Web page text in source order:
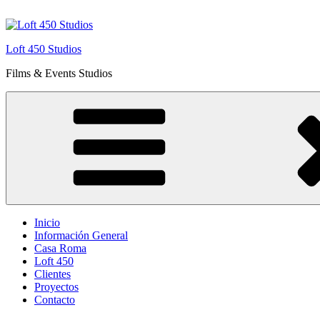
al
Loft 450 Studios
Films & Events Studios
Inicio
Información General
Casa Roma
Loft 450
Clientes
Proyectos
Contacto